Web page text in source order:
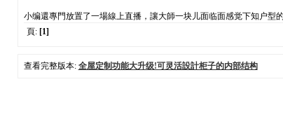
小编還專門放置了一場線上直播，讓大師一块儿面临面感觉下知户型
頁: [1]
查看完整版本: 全屋定制功能大升级!可灵活設計柜子的内部结构